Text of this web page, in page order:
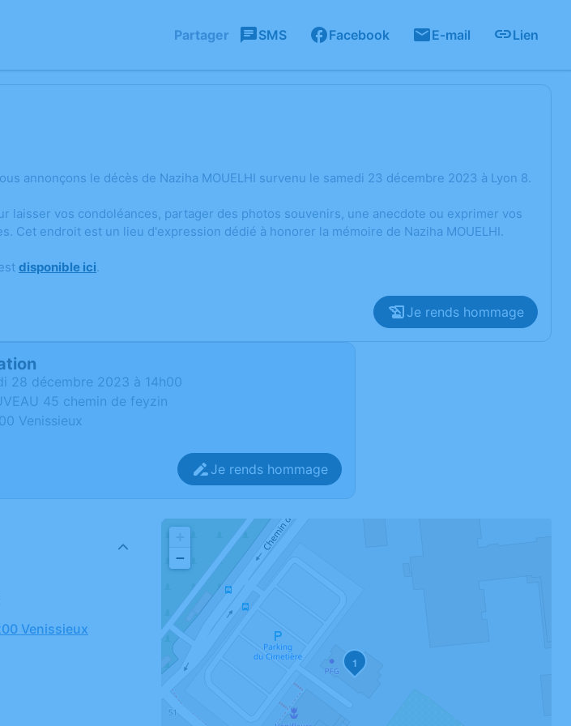
Partager SMS Facebook E-mail Lien
annonçons le décès de Naziha MOUELHI survenu le samedi 23 décembre 2023 à Lyon 8.
laisser vos condoléances, partager des photos souvenirs, une anecdote ou exprimer vos
Cet endroit est un lieu d'expression dédié à honorer la mémoire de Naziha MOUELHI.
disponible ici.
Je rends hommage
28 décembre 2023 à 14h00
45 chemin de feyzin
Venissieux
Je rends hommage
Venissieux
1
−